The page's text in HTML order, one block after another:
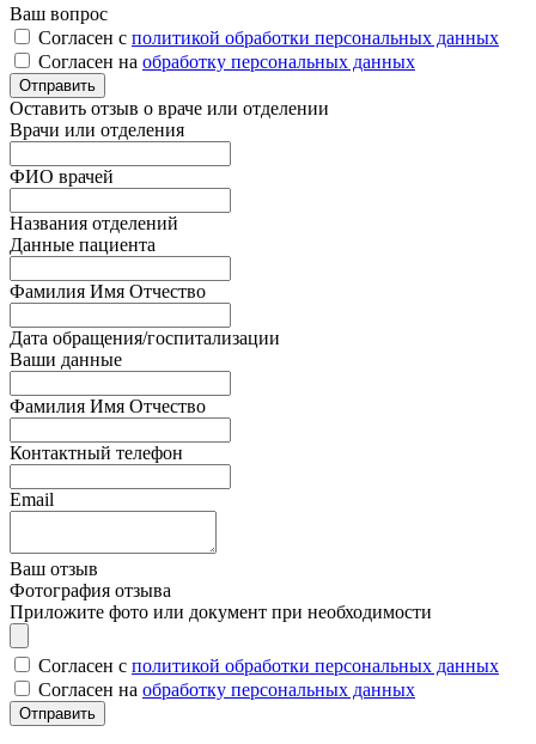
Ваш вопрос
Согласен с политикой обработки персональных данных
Согласен на обработку персональных данных
Оставить отзыв о враче или отделении
Врачи или отделения
ФИО врачей
Названия отделений
Данные пациента
Фамилия Имя Отчество
Дата обращения/госпитализации
Ваши данные
Фамилия Имя Отчество
Контактный телефон
Email
Ваш отзыв
Фотография отзыва
Приложите фото или документ при необходимости
Согласен с политикой обработки персональных данных
Согласен на обработку персональных данных